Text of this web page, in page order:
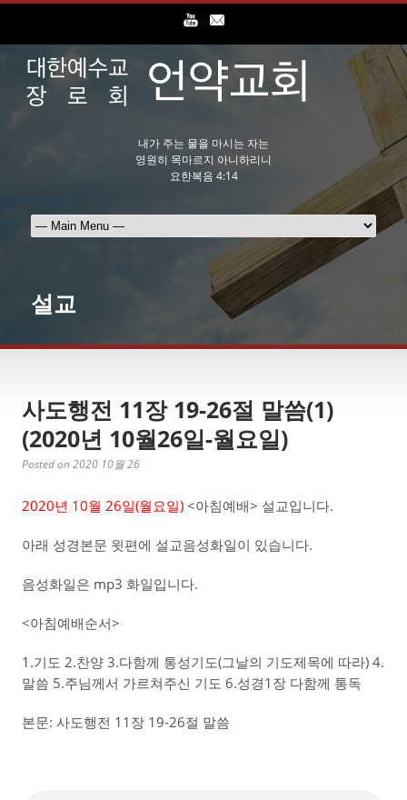
내가 주는 물을 마시는 자는
영원히 목마르지 아니하리니
요한복음 4:14
설교
사도행전 11장 19-26절 말씀(1)
(2020년 10월26일-월요일)
Posted on 2020 10월 26
2020년 10월 26일(월요일) <아침예배> 설교입니다.
아래 성경본문 윗편에 설교음성화일이 있습니다.
음성화일은 mp3 화일입니다.
<아침예배순서>
1.기도 2.찬양 3.다함께 통성기도(그날의 기도제목에 따라) 4.
말씀 5.주님께서 가르쳐주신 기도 6.성경1장 다함께 통독
본문: 사도행전 11장 19-26절 말씀